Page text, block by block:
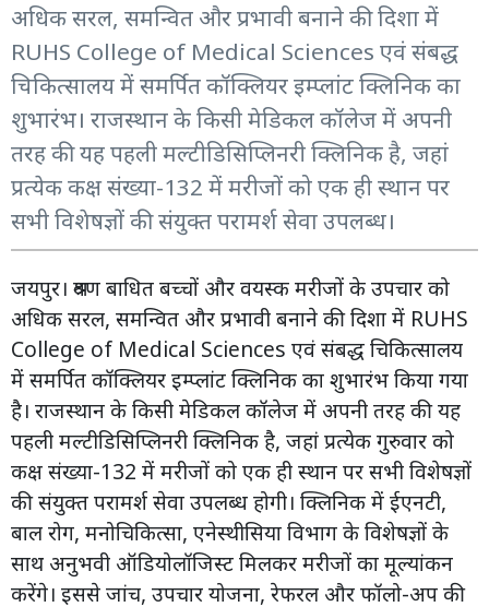
अधिक सरल, समन्वित और प्रभावी बनाने की दिशा में
RUHS College of Medical Sciences एवं संबद्ध
चिकित्सालय में समर्पित कॉक्लियर इम्प्लांट क्लिनिक का
शुभारंभ। राजस्थान के किसी मेडिकल कॉलेज में अपनी
तरह की यह पहली मल्टीडिसिप्लिनरी क्लिनिक है, जहां
प्रत्येक कक्ष संख्या-132 में मरीजों को एक ही स्थान पर
सभी विशेषज्ञों की संयुक्त परामर्श सेवा उपलब्ध।
जयपुर। श्रवण बाधित बच्चों और वयस्क मरीजों के उपचार को
अधिक सरल, समन्वित और प्रभावी बनाने की दिशा में RUHS
College of Medical Sciences एवं संबद्ध चिकित्सालय
में समर्पित कॉक्लियर इम्प्लांट क्लिनिक का शुभारंभ किया गया
है। राजस्थान के किसी मेडिकल कॉलेज में अपनी तरह की यह
पहली मल्टीडिसिप्लिनरी क्लिनिक है, जहां प्रत्येक गुरुवार को
कक्ष संख्या-132 में मरीजों को एक ही स्थान पर सभी विशेषज्ञों
की संयुक्त परामर्श सेवा उपलब्ध होगी। क्लिनिक में ईएनटी,
बाल रोग, मनोचिकित्सा, एनेस्थीसिया विभाग के विशेषज्ञों के
साथ अनुभवी ऑडियोलॉजिस्ट मिलकर मरीजों का मूल्यांकन
करेंगे। इससे जांच, उपचार योजना, रेफरल और फॉलो-अप की